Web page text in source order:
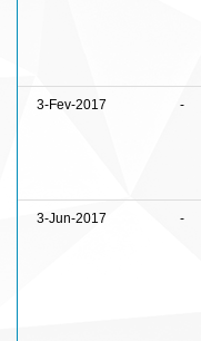
3-Fev-2017 -
3-Jun-2017 -